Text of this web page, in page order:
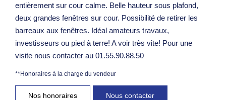
entièrement sur cour calme. Belle hauteur sous plafond,
deux grandes fenêtres sur cour. Possibilité de retirer les
barreaux aux fenêtres. Idéal amateurs travaux,
investisseurs ou pied à terre! A voir très vite! Pour une
visite nous contacter au 01.55.90.88.50
**Honoraires à la charge du vendeur
Nos honoraires Nous contacter